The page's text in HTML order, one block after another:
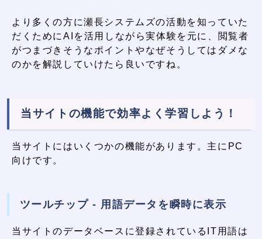
より多くの方に瀬長システムズの活動を知っていた
だくためにAIを活用しながら実体験を元に、閲覧者
がつまづきそうなポイントやなぜそうしてはダメな
のかを解説していけたら良いですね。
当サイトの機能で効率よく学習しよう！
当サイトにはいくつかの機能があります。主にPC
向けです。
ツールチップ - 用語データを瞬時に表示
当サイトのデータベースに登録されているIT用語は